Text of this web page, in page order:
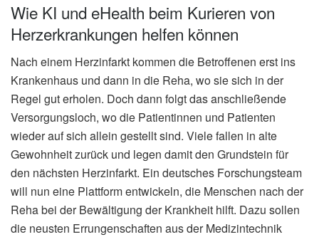
Wie KI und eHealth beim Kurieren von
Herzerkrankungen helfen können
Nach einem Herzinfarkt kommen die Betroffenen erst ins
Krankenhaus und dann in die Reha, wo sie sich in der
Regel gut erholen. Doch dann folgt das anschließende
Versorgungsloch, wo die Patientinnen und Patienten
wieder auf sich allein gestellt sind. Viele fallen in alte
Gewohnheit zurück und legen damit den Grundstein für
den nächsten Herzinfarkt. Ein deutsches Forschungsteam
will nun eine Plattform entwickeln, die Menschen nach der
Reha bei der Bewältigung der Krankheit hilft. Dazu sollen
die neusten Errungenschaften aus der Medizintechnik